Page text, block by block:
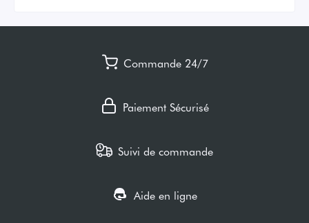
Commande 24/7
Paiement Sécurisé
Suivi de commande
Aide en ligne